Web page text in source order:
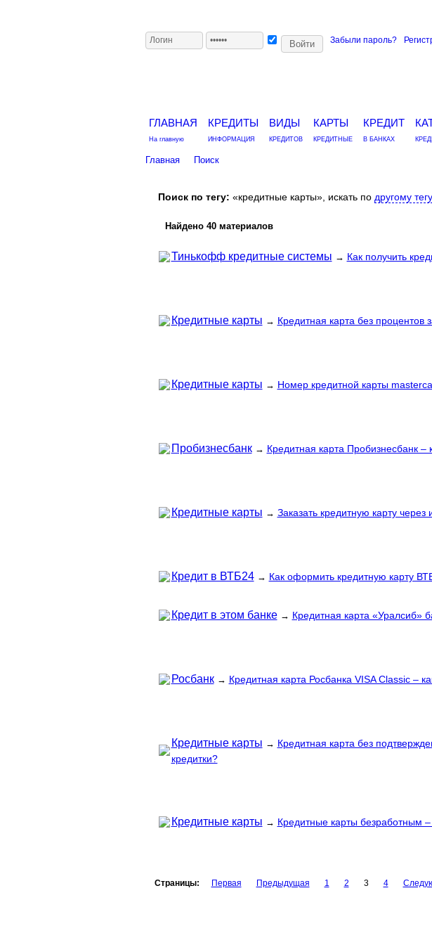
Забыли пароль?
ГЛАВНАЯ
На главную
КРЕДИТЫ
ИНФОРМАЦИЯ
ВИДЫ
КРЕДИТОВ
КАРТЫ
КРЕДИТНЫЕ
КРЕДИТ
В БАНКАХ
Главная Поиск
Поиск по тегу: «кредитные карты», искать по другому тегу
Найдено 40 материалов
Тинькофф кредитные системы → Как получить
Кредитные карты → Кредитная карта без процентов
Кредитные карты → Номер кредитной карты
Пробизнесбанк→ Кредитная карта Пробизнесбанк
Кредитные карты → Заказать кредитную карту через
Кредит в ВТБ24→ Как оформить кредитную карту
Кредит в этом банке→ Кредитная карта «Уралсиб»
Росбанк→ Кредитная карта Росбанка VISA Classic –
Кредитные карты → Кредитная карта без
кредитки?
Кредитные карты → Кредитные карты безработным
Страницы: Первая Предыдущая 1 2 3 4